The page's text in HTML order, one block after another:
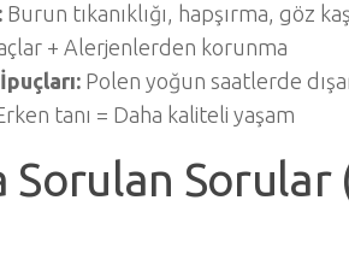
Burun tıkanıklığı, hapşırma, göz
+ Alerjenlerden korunma
Polen yoğun saatlerde
tanı = Daha kaliteli yaşam
Sorulan Sorular